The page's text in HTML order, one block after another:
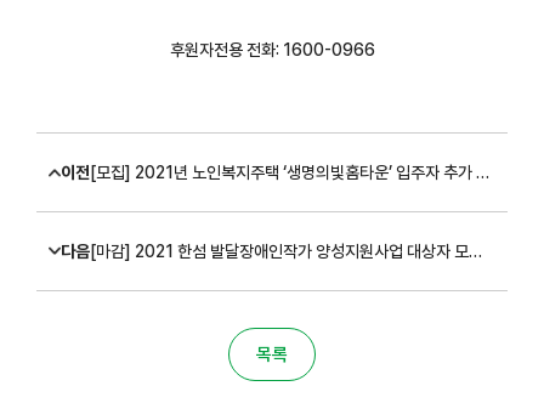
후원자전용 전화: 1600-0966
이전 [모집] 2021년 노인복지주택 ‘생명의빛홈타운’ 입주자 추가 공개 모집 (~마감 시까지)
다음 [마감] 2021 한섬 발달장애인작가 양성지원사업 대상자 모집 (~6/30)
목록